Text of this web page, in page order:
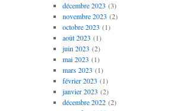
décembre 2023 (3)
novembre 2023 (2)
octobre 2023 (1)
août 2023 (1)
juin 2023 (2)
mai 2023 (1)
mars 2023 (1)
février 2023 (1)
janvier 2023 (2)
décembre 2022(2)